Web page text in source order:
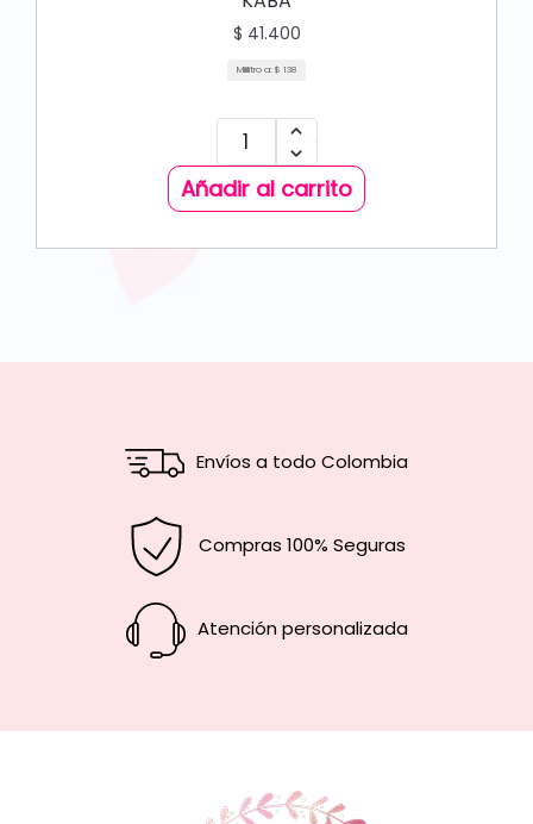
$ 41.400
Mililitro a: $ 138
Añadir al carrito
Envíos a todo Colombia
Compras 100% Seguras
Atención personalizada